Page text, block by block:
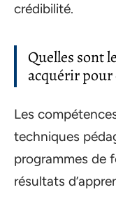
crédibilité.
Quelles sont
acquérir
Les
techniques
programmes de
résultats